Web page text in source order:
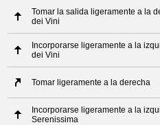
Tomar la salida ligeramente a la
dei Vini
Incorporarse ligeramente a la
dei Vini
Tomar ligeramente a la derecha
Incorporarse ligeramente a la
Serenissima